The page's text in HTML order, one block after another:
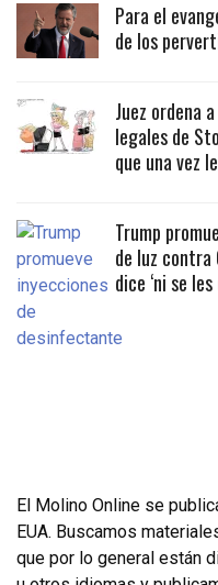
Para el
de los
Juez ordena
legales de
que una vez
Trump
de luz contra
dice ‘ni se
El Molino Online se
EUA. Buscamos
que por lo general están